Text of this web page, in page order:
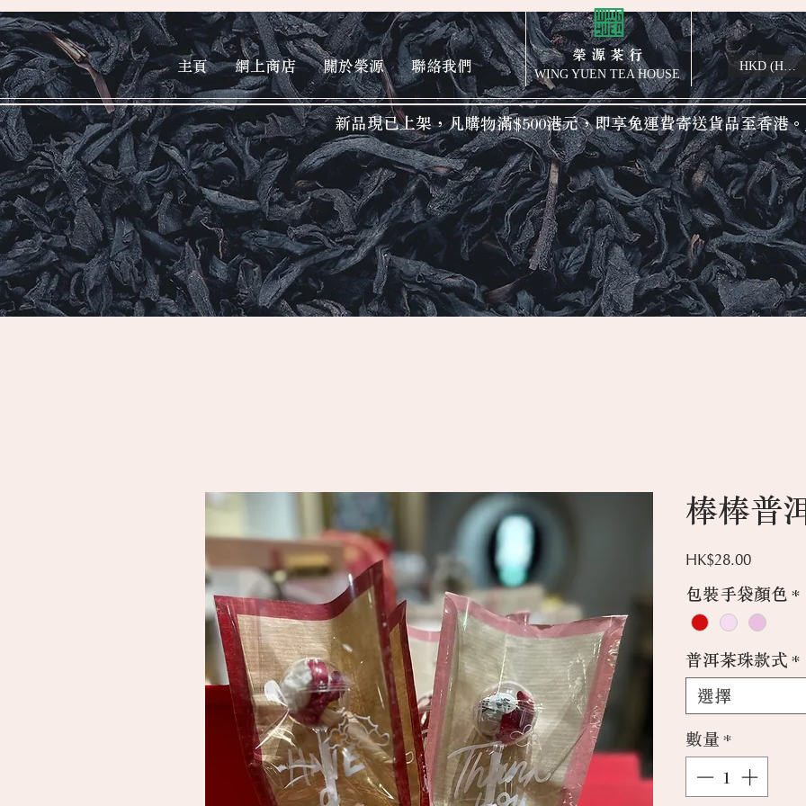
主頁 網上商店 關於榮源 聯絡我們
榮 源 茶 行
WING YUEN TEA HOUSE
HKD (HK$)
新品現已上架，凡購物滿$500港元，即享免運費寄送貨品至香港。
棒棒普
HK$28.00價
包裝手袋顏色 *
普洱茶珠款式 *
選擇
數量 *